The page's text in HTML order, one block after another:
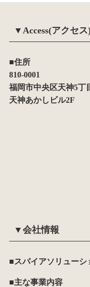
▼Access(アクセス
■住所
810-0001
福岡市中央区天神5丁
天神あかしビル2F
▼会社情報
■スパイアソリューシ
■主な事業内容